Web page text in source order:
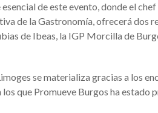
de este evento, donde el
de la Gastronomía, ofrecerá dos
de Ibeas, la IGP Morcilla de
se materializa gracias a los
que Promueve Burgos ha estado